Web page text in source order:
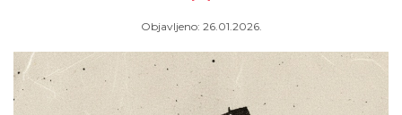
Objavljeno: 26.01.2026.